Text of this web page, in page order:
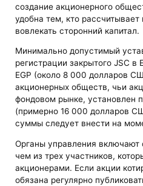
создание акционерного
удобна тем, кто рассчитывает
вовлекать сторонний капитал.
Минимально допустимый
регистрации закрытого JSC в
EGP (около 8 000 долларов
акционерных обществ, чьи
фондовом рынке, установлен
(примерно 16 000 долларов
суммы следует внести на
Органы управления включают
чем из трех участников,
акционерами. Если акции
обязана регулярно